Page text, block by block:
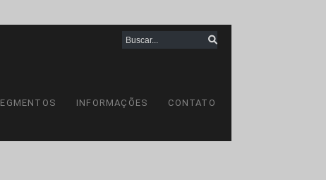
INFORMAÇÕES CONTATO